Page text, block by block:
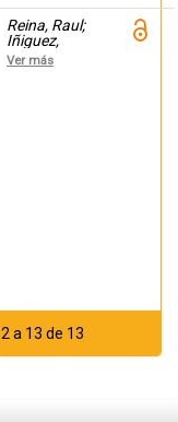
Reina, Raul;
Iñiguez,
María del
Carmen;
Ver más
a 13 de 13